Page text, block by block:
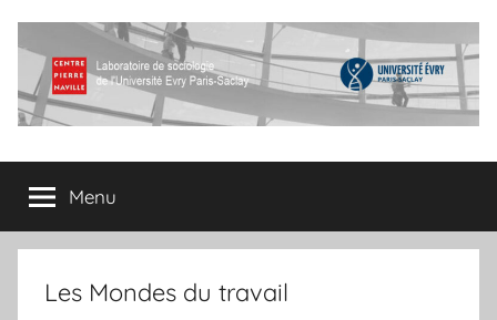
au
contenu
Centre
Pierre
Naville
sociologie
de
l'Université
Evry
Menu
Les Mondes du travail